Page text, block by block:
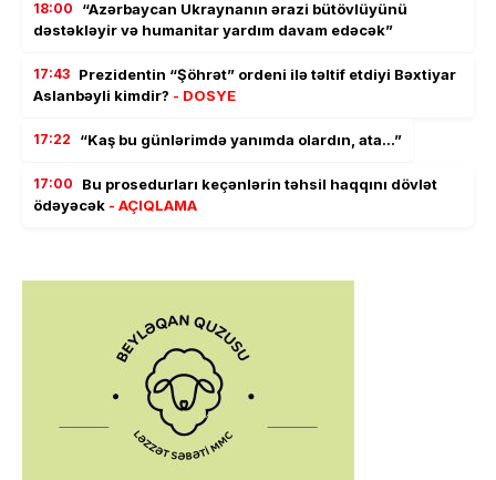
18:00
“Azərbaycan Ukraynanın ərazi bütövlüyünü
dəstəkləyir və humanitar yardım davam edəcək”
17:43 Prezidentin “Şöhrət” ordeni ilə təltif etdiyi Bəxtiyar
Aslanbəyli kimdir? - DOSYE
17:22 “Kaş bu günlərimdə yanımda olardın, ata…”
17:00
Bu prosedurları keçənlərin təhsil haqqını dövlət
ödəyəcək - AÇIQLAMA